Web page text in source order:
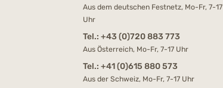
Aus dem deutschen Festnetz, Mo-Fr, 7-17
Uhr
Tel.: +43 (0)720 883 773
Aus Österreich, Mo-Fr, 7-17 Uhr
Tel.: +41 (0)615 880 573
Aus der Schweiz, Mo-Fr, 7-17 Uhr